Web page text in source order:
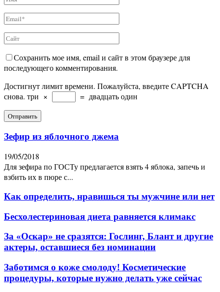
Сохранить мое имя, email и сайт в этом браузере для
последующего комментирования.
Достигнут лимит времени. Пожалуйста, введите CAPTCHA
снова. три × = двадцать один
Зефир из яблочного джема
19/05/2018
Для зефира по ГОСТу предлагается взять 4 яблока, запечь и
взбить их в пюре с...
Как определить, нравишься ты мужчине или нет
Бесхолестериновая диета равняется климакс
За «Оскар» не сразятся: Гослинг, Блант и другие
актеры, оставшиеся без номинации
Заботимся о коже смолоду! Косметические
процедуры, которые нужно делать уже сейчас